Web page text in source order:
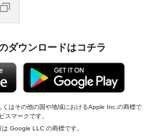
ダウンロードはコチラ
はその他の国や地域におけるApple Inc.の商標で
マークです。
Google LLC の商標です。